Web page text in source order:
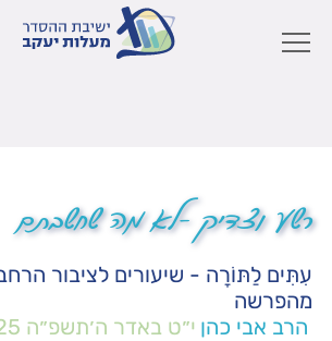
רשע וצדיק -לא מה שחשבתם
עִתִּים לַתּוֹרָה - שיעורים לציבור
מהפרשה
הרב אבי כהן י״ט באדר ה׳תשפ״ה